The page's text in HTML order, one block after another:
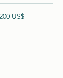
200 US$